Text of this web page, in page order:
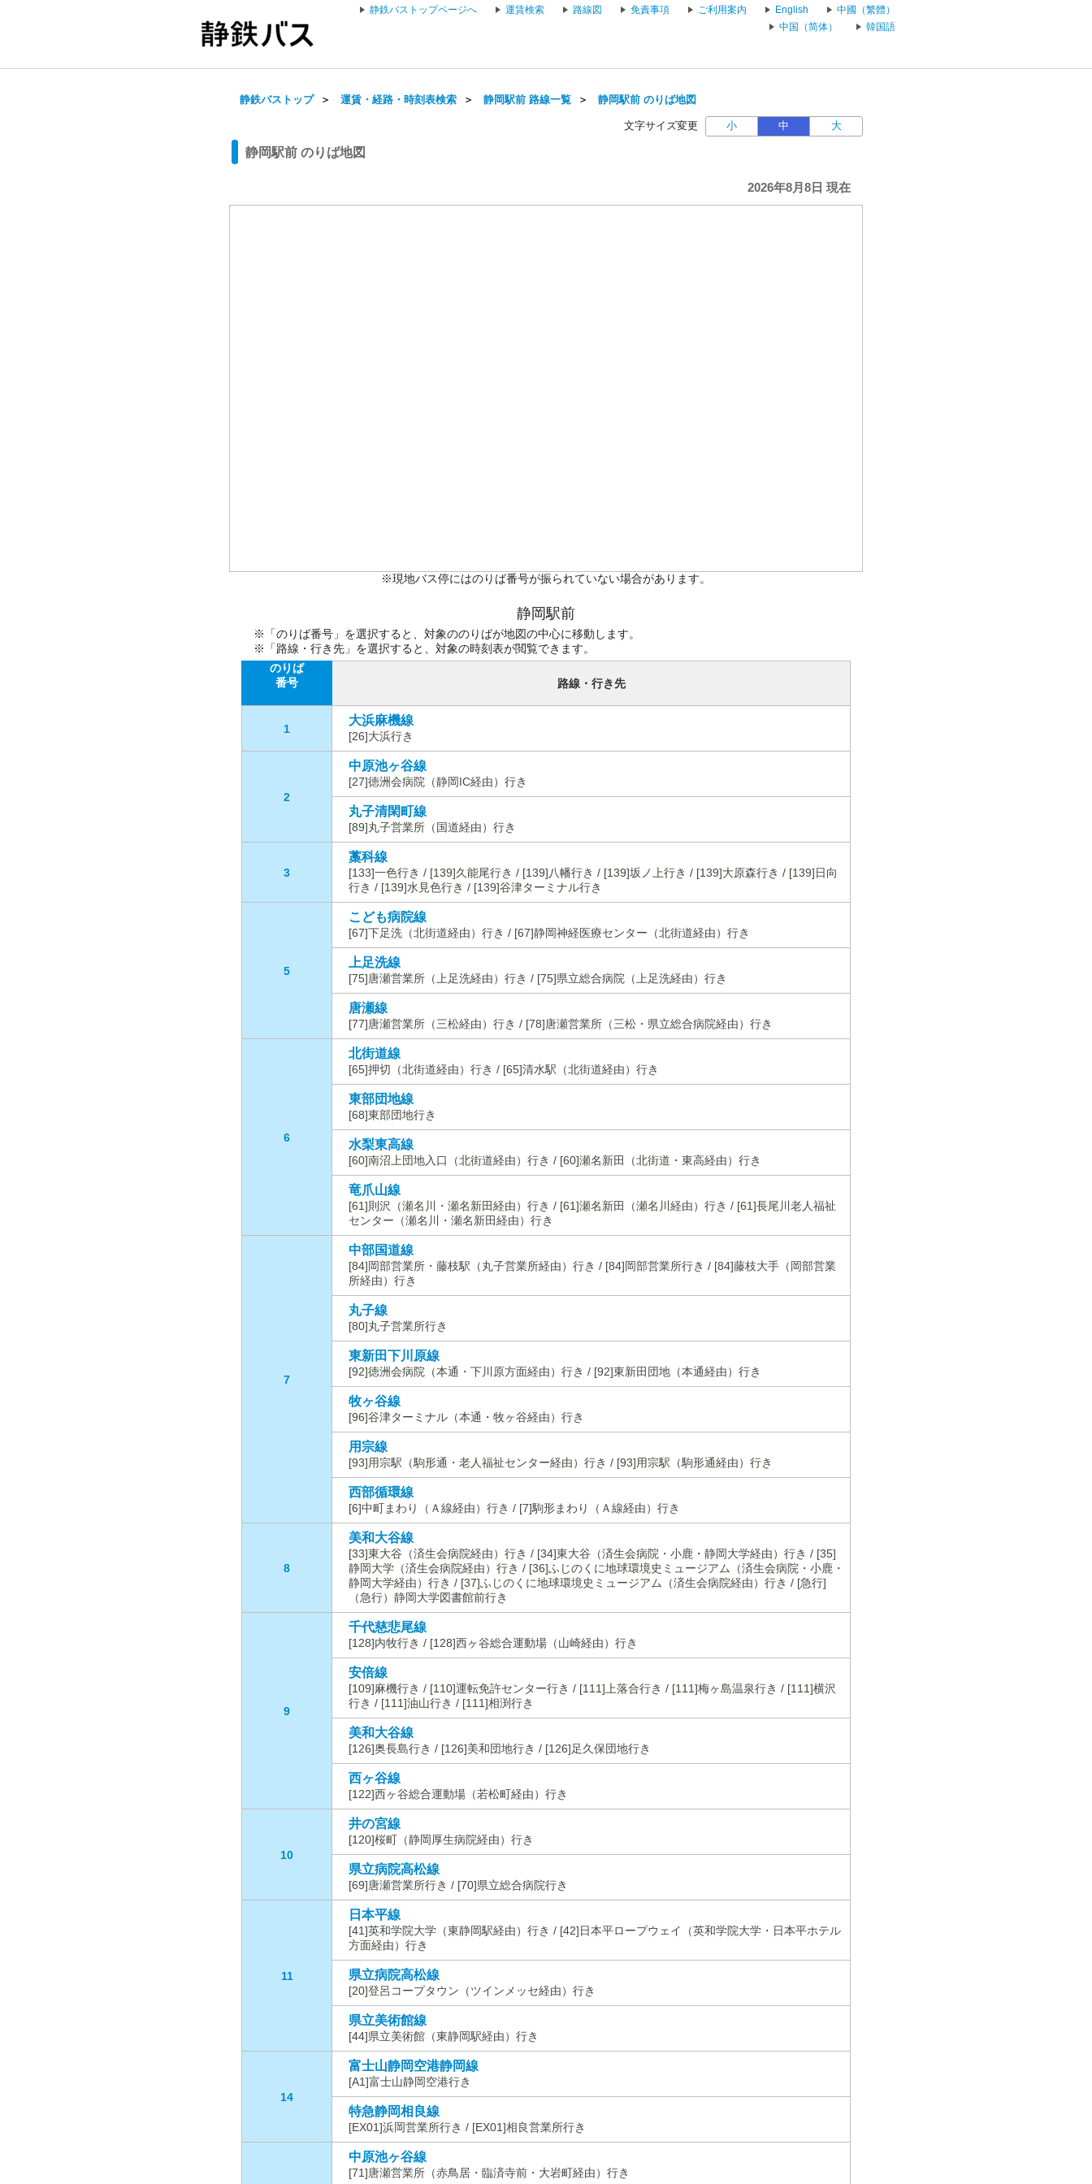
静鉄バストップページへ 運賃検索 路線図 免責事項 ご利用案内 English
中國（繁體）
中国（简体）
韓国語
静鉄バストップ＞ 運賃・経路・時刻表検索 ＞ 静岡駅前 路線一覧 ＞ 静岡駅前 のりば地図
文字サイズ変更 小 中 大
静岡駅前 のりば地図
2026年8月8日 現在
※現地バス停にはのりば番号が振られていない場合があります。
静岡駅前
※「のりば番号」を選択すると、対象ののりばが地図の中心に移動します。
※「路線・行き先」を選択すると、対象の時刻表が閲覧できます。
のりば
番号
路線・行き先
1
大浜麻機線
[26]大浜行き
2
中原池ヶ谷線
[27]徳洲会病院（静岡IC経由）行き
丸子清閑町線
[89]丸子営業所（国道経由）行き
3
藁科線
[133]一色行き / [139]久能尾行き / [139]八幡行き / [139]坂ノ上行き / [139]大原森行き / [139]日向
行き / [139]水見色行き / [139]谷津ターミナル行き
5
こども病院線
[67]下足洗（北街道経由）行き / [67]静岡神経医療センター（北街道経由）行き
上足洗線
[75]唐瀬営業所（上足洗経由）行き / [75]県立総合病院（上足洗経由）行き
唐瀬線
[77]唐瀬営業所（三松経由）行き / [78]唐瀬営業所（三松・県立総合病院経由）行き
6
北街道線
[65]押切（北街道経由）行き / [65]清水駅（北街道経由）行き
東部団地線
[68]東部団地行き
水梨東高線
[60]南沼上団地入口（北街道経由）行き / [60]瀬名新田（北街道・東高経由）行き
竜爪山線
[61]則沢（瀬名川・瀬名新田経由）行き / [61]瀬名新田（瀬名川経由）行き / [61]長尾川老人福祉
センター（瀬名川・瀬名新田経由）行き
7
中部国道線
[84]岡部営業所・藤枝駅（丸子営業所経由）行き / [84]岡部営業所行き / [84]藤枝大手（岡部営業
所経由）行き
丸子線
[80]丸子営業所行き
東新田下川原線
[92]徳洲会病院（本通・下川原方面経由）行き / [92]東新田団地（本通経由）行き
牧ヶ谷線
[96]谷津ターミナル（本通・牧ヶ谷経由）行き
用宗線
[93]用宗駅（駒形通・老人福祉センター経由）行き / [93]用宗駅（駒形通経由）行き
西部循環線
[6]中町まわり（Ａ線経由）行き / [7]駒形まわり（Ａ線経由）行き
8
美和大谷線
[33]東大谷（済生会病院経由）行き / [34]東大谷（済生会病院・小鹿・静岡大学経由）行き / [35]
静岡大学（済生会病院経由）行き / [36]ふじのくに地球環境史ミュージアム（済生会病院・小鹿・
静岡大学経由）行き / [37]ふじのくに地球環境史ミュージアム（済生会病院経由）行き / [急行]
（急行）静岡大学図書館前行き
9
千代慈悲尾線
[128]内牧行き / [128]西ヶ谷総合運動場（山崎経由）行き
安倍線
[109]麻機行き / [110]運転免許センター行き / [111]上落合行き / [111]梅ヶ島温泉行き / [111]横沢
行き / [111]油山行き / [111]相渕行き
美和大谷線
[126]奥長島行き / [126]美和団地行き / [126]足久保団地行き
西ヶ谷線
[122]西ヶ谷総合運動場（若松町経由）行き
10
井の宮線
[120]桜町（静岡厚生病院経由）行き
県立病院高松線
[69]唐瀬営業所行き / [70]県立総合病院行き
11
日本平線
[41]英和学院大学（東静岡駅経由）行き / [42]日本平ロープウェイ（英和学院大学・日本平ホテル
方面経由）行き
県立病院高松線
[20]登呂コープタウン（ツインメッセ経由）行き
県立美術館線
[44]県立美術館（東静岡駅経由）行き
14
富士山静岡空港静岡線
[A1]富士山静岡空港行き
特急静岡相良線
[EX01]浜岡営業所行き / [EX01]相良営業所行き
中原池ヶ谷線
[71]唐瀬営業所（赤鳥居・臨済寺前・大岩町経由）行き